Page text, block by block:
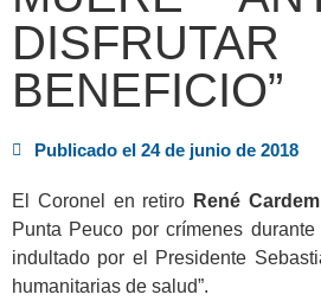
BENEFICIO”
Publicado el 24 de junio de 2018
El Coronel en retiro René
Punta Peuco por crímenes
indultado por el Presidente
humanitarias de salud”.